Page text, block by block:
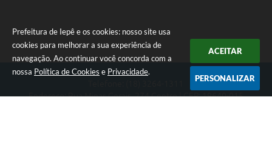
Prefeitura de Iepê e os cookies: nosso site usa
cookies para melhorar a sua experiência de
navegação. Ao continuar você concorda com a
nossa Política de Cookies e Privacidade.
ACEITAR
PERSONALIZAR
Endereço: Rua Minas Gerais, 274 Centro | CEP: 19640-015